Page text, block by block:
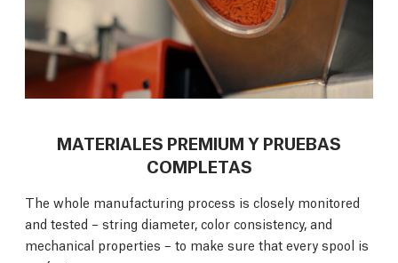
MATERIALES PREMIUM Y PRUEBAS
COMPLETAS
The whole manufacturing process is closely monitored
and tested – string diameter, color consistency, and
mechanical properties – to make sure that every spool is